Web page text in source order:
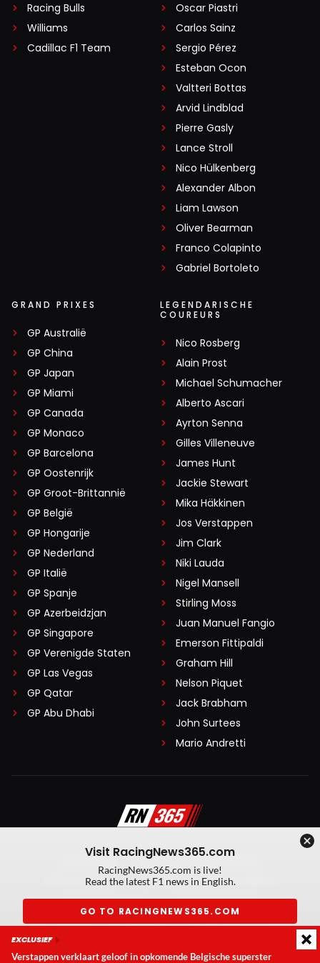
Racing Bulls
Williams
Cadillac F1 Team
Oscar Piastri
Carlos Sainz
Sergio Pérez
Esteban Ocon
Valtteri Bottas
Arvid Lindblad
Pierre Gasly
Lance Stroll
Nico Hülkenberg
Alexander Albon
Liam Lawson
Oliver Bearman
Franco Colapinto
Gabriel Bortoleto
GRAND PRIXES
GP Australië
GP China
GP Japan
GP Miami
GP Canada
GP Monaco
GP Barcelona
GP Oostenrijk
GP Groot-Brittannië
GP België
GP Hongarije
GP Nederland
GP Italië
GP Spanje
GP Azerbeidzjan
GP Singapore
GP Verenigde Staten
GP Las Vegas
GP Qatar
GP Abu Dhabi
LEGENDARISCHE
COUREURS
Nico Rosberg
Alain Prost
Michael Schumacher
Alberto Ascari
Ayrton Senna
Gilles Villeneuve
James Hunt
Jackie Stewart
Mika Häkkinen
Jos Verstappen
Jim Clark
Niki Lauda
Nigel Mansell
Stirling Moss
Juan Manuel Fangio
Emerson Fittipaldi
Graham Hill
Nelson Piquet
Jack Brabham
John Surtees
Mario Andretti
Algemene voorwaarden
Privacy Policy
Created by On Your Marks
Privacy manager
Kansspeluitingen
Visit RacingNews365.com
RacingNews365.com is live!
Read the latest F1 news in English.
GO TO RACINGNEWS365.COM
EXCLUSIEF
Verstappen verklaart geloof in opkomende Belgische superster